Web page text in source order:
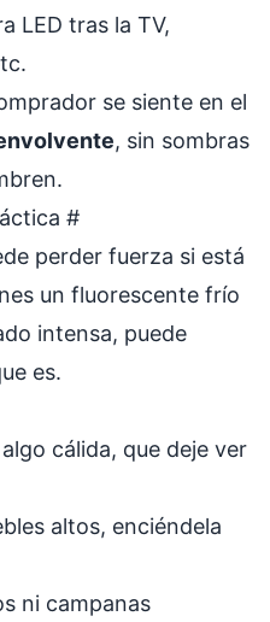
LED tras la TV,
se siente en el
, sin sombras
#
perder fuerza si está
un fluorescente frío
intensa, puede
es.
cálida, que deje ver
altos, enciéndela
ni campanas